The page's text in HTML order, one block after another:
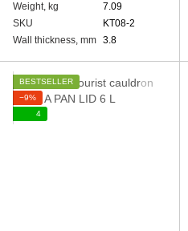
Weight, kg
7.09
SKU
KT08-2
Wall thickness, mm 3.8
BESTSELLER
−9%
4